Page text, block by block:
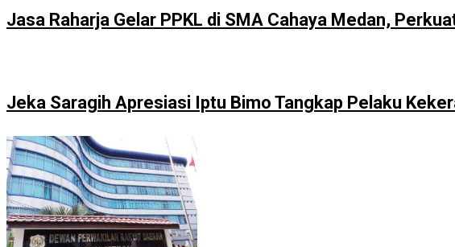
Jasa Raharja Gelar PPKL di SMA Cahaya Medan,
Jeka Saragih Apresiasi Iptu Bimo Tangkap Pelaku